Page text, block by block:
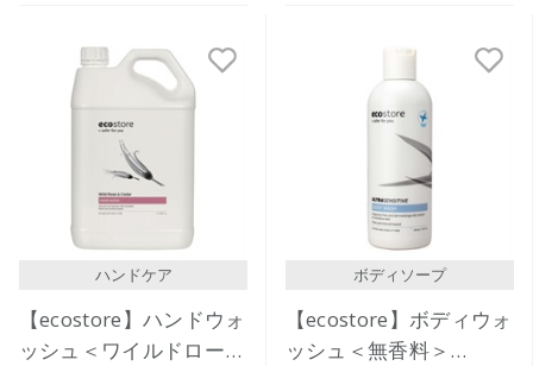
ハンドケア
【ecostore】ハンドウォ
ッシュ＜ワイルドローズ
ボディソープ
【ecostore】ボディウォ
ッシュ＜無香料＞